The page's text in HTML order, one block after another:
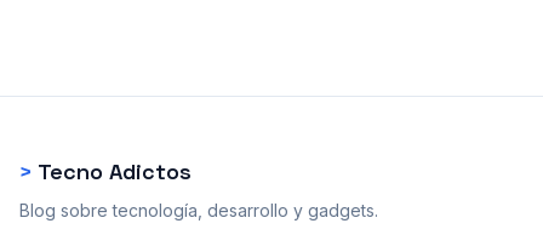
> Tecno Adictos
Blog sobre tecnología, desarrollo y gadgets.